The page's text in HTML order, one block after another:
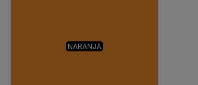
NARANJA